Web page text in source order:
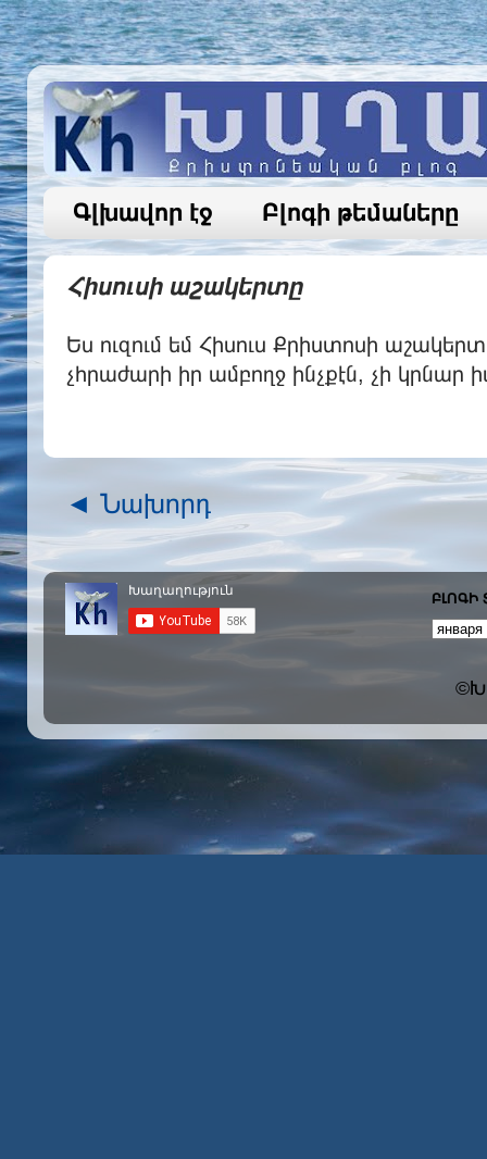
Գլխավոր էջ Բլոգի թեմաները
Հիսուսի աշակերտը
Ես ուզում եմ Հիսուս Քրիստոսի
չհրաժարի իր ամբողջ ինչքէն, չի կրնար
◄ Նախորդ
ԲԼՈԳԻ